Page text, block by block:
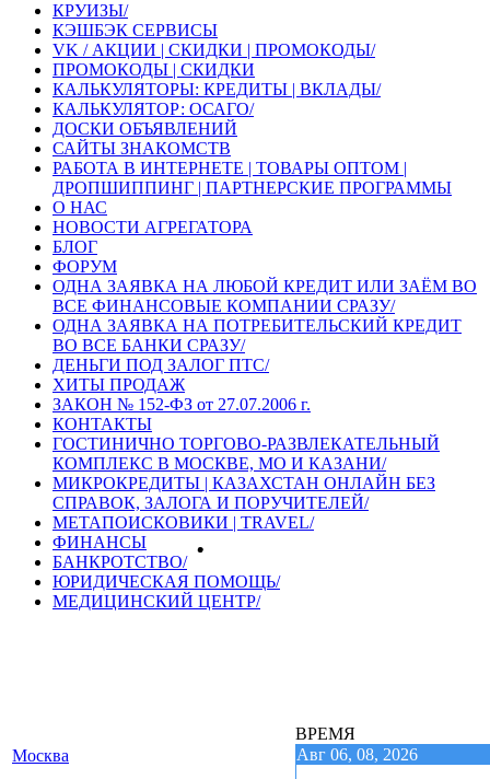
КРУИЗЫ/
КЭШБЭК СЕРВИСЫ
VK / АКЦИИ | СКИДКИ | ПРОМОКОДЫ/
ПРОМОКОДЫ | СКИДКИ
КАЛЬКУЛЯТОРЫ: КРЕДИТЫ | ВКЛАДЫ/
КАЛЬКУЛЯТОР: ОСАГО/
ДОСКИ ОБЪЯВЛЕНИЙ
САЙТЫ ЗНАКОМСТВ
РАБОТА В ИНТЕРНЕТЕ | ТОВАРЫ ОПТОМ |
ДРОПШИППИНГ | ПАРТНЕРСКИЕ ПРОГРАММЫ
О НАС
НОВОСТИ АГРЕГАТОРА
БЛОГ
ФОРУМ
ОДНА ЗАЯВКА НА ЛЮБОЙ КРЕДИТ ИЛИ ЗАЁМ ВО
ВСЕ ФИНАНСОВЫЕ КОМПАНИИ СРАЗУ/
ОДНА ЗАЯВКА НА ПОТРЕБИТЕЛЬСКИЙ КРЕДИТ
ВО ВСЕ БАНКИ СРАЗУ/
ДЕНЬГИ ПОД ЗАЛОГ ПТС/
ХИТЫ ПРОДАЖ
ЗАКОН № 152-ФЗ от 27.07.2006 г.
КОНТАКТЫ
ГОСТИНИЧНО ТОРГОВО-РАЗВЛЕКАТЕЛЬНЫЙ
КОМПЛЕКС В МОСКВЕ, МО И КАЗАНИ/
МИКРОКРЕДИТЫ | КАЗАХСТАН ОНЛАЙН БЕЗ
СПРАВОК, ЗАЛОГА И ПОРУЧИТЕЛЕЙ/
МЕТАПОИСКОВИКИ | TRAVEL/
ФИНАНСЫ
БАНКРОТСТВО/
ЮРИДИЧЕСКАЯ ПОМОЩЬ/
МЕДИЦИНСКИЙ ЦЕНТР/
Москва
ВРЕМЯ
Авг 06, 08, 2026